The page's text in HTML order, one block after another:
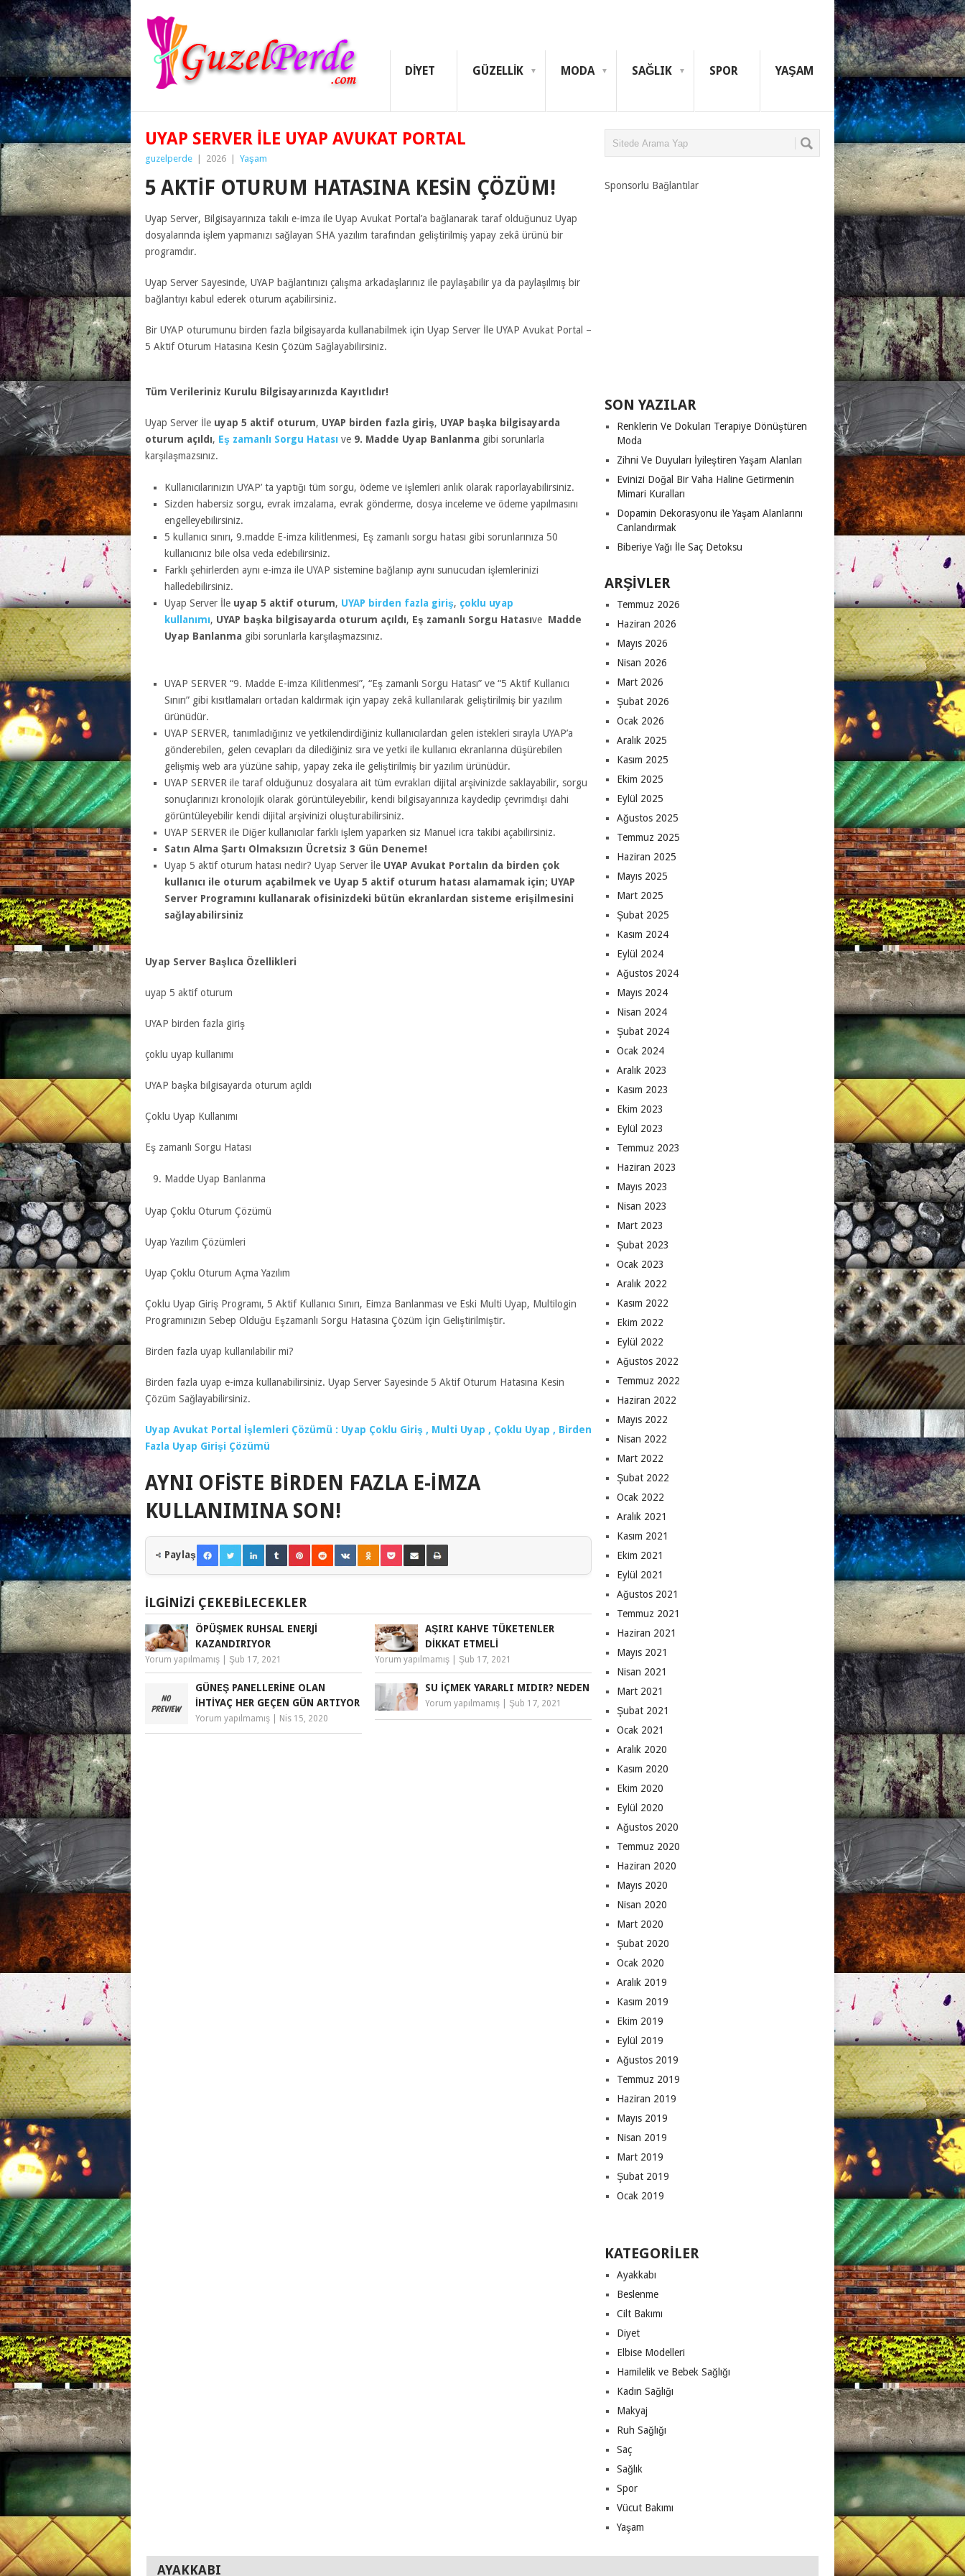
DIYET GÜZELLIK MODA SAĞLIK SPOR YAŞAM
UYAP SERVER İLE UYAP AVUKAT PORTAL
guzelperde 2026 Yaşam
5 AKTIF OTURUM HATASINA KESIN ÇÖZÜM!
Uyap Server, Bilgisayarınıza takılı e-imza ile Uyap Avukat Portal’a bağlanarak taraf olduğunuz Uyap
dosyalarında işlem yapmanızı sağlayan SHA yazılım tarafından geliştirilmiş yapay zekâ ürünü bir
programdır.
Uyap Server Sayesinde, UYAP bağlantınızı çalışma arkadaşlarınız ile paylaşabilir ya da paylaşılmış bir
bağlantıyı kabul ederek oturum açabilirsiniz.
Bir UYAP oturumunu birden fazla bilgisayarda kullanabilmek için Uyap Server İle UYAP Avukat Portal –
5 Aktif Oturum Hatasına Kesin Çözüm Sağlayabilirsiniz.
Tüm Verileriniz Kurulu Bilgisayarınızda Kayıtlıdır!
Uyap Server İle uyap 5 aktif oturum, UYAP birden fazla giriş, UYAP başka bilgisayarda
oturum açıldı, Eş zamanlı Sorgu Hatası ve 9. Madde Uyap Banlanma gibi sorunlarla
karşılaşmazsınız.
Kullanıcılarınızın UYAP’ ta yaptığı tüm sorgu, ödeme ve işlemleri anlık olarak raporlayabilirsiniz.
Sizden habersiz sorgu, evrak imzalama, evrak gönderme, dosya inceleme ve ödeme yapılmasını
engelleyebilirsiniz.
5 kullanıcı sınırı, 9.madde E-imza kilitlenmesi, Eş zamanlı sorgu hatası gibi sorunlarınıza 50
kullanıcınız bile olsa veda edebilirsiniz.
Farklı şehirlerden aynı e-imza ile UYAP sistemine bağlanıp aynı sunucudan işlemlerinizi
halledebilirsiniz.
Uyap Server İle uyap 5 aktif oturum, UYAP birden fazla giriş, çoklu uyap
kullanımı, UYAP başka bilgisayarda oturum açıldı, Eş zamanlı Sorgu Hatasıve Madde
Uyap Banlanma gibi sorunlarla karşılaşmazsınız.
UYAP SERVER “9. Madde E-imza Kilitlenmesi”, “Eş zamanlı Sorgu Hatası” ve “5 Aktif Kullanıcı
Sınırı” gibi kısıtlamaları ortadan kaldırmak için yapay zekâ kullanılarak geliştirilmiş bir yazılım
ürünüdür.
UYAP SERVER, tanımladığınız ve yetkilendirdiğiniz kullanıcılardan gelen istekleri sırayla UYAP’a
gönderebilen, gelen cevapları da dilediğiniz sıra ve yetki ile kullanıcı ekranlarına düşürebilen
gelişmiş web ara yüzüne sahip, yapay zeka ile geliştirilmiş bir yazılım ürünüdür.
UYAP SERVER ile taraf olduğunuz dosyalara ait tüm evrakları dijital arşivinizde saklayabilir, sorgu
sonuçlarınızı kronolojik olarak görüntüleyebilir, kendi bilgisayarınıza kaydedip çevrimdışı dahi
görüntüleyebilir kendi dijital arşivinizi oluşturabilirsiniz.
UYAP SERVER ile Diğer kullanıcılar farklı işlem yaparken siz Manuel icra takibi açabilirsiniz.
Satın Alma Şartı Olmaksızın Ücretsiz 3 Gün Deneme!
Uyap 5 aktif oturum hatası nedir? Uyap Server İle UYAP Avukat Portalın da birden çok
kullanıcı ile oturum açabilmek ve Uyap 5 aktif oturum hatası alamamak için; UYAP
Server Programını kullanarak ofisinizdeki bütün ekranlardan sisteme erişilmesini
sağlayabilirsiniz
Uyap Server Başlıca Özellikleri
uyap 5 aktif oturum
UYAP birden fazla giriş
çoklu uyap kullanımı
UYAP başka bilgisayarda oturum açıldı
Çoklu Uyap Kullanımı
Eş zamanlı Sorgu Hatası
Madde Uyap Banlanma
Uyap Çoklu Oturum Çözümü
Uyap Yazılım Çözümleri
Uyap Çoklu Oturum Açma Yazılım
Çoklu Uyap Giriş Programı, 5 Aktif Kullanıcı Sınırı, Eimza Banlanması ve Eski Multi Uyap, Multilogin
Programınızın Sebep Olduğu Eşzamanlı Sorgu Hatasına Çözüm İçin Geliştirilmiştir.
Birden fazla uyap kullanılabilir mi?
Birden fazla uyap e-imza kullanabilirsiniz. Uyap Server Sayesinde 5 Aktif Oturum Hatasına Kesin
Çözüm Sağlayabilirsiniz.
Uyap Avukat Portal İşlemleri Çözümü : Uyap Çoklu Giriş , Multi Uyap , Çoklu Uyap , Birden
Fazla Uyap Girişi Çözümü
AYNI OFISTE BIRDEN FAZLA E-İMZA
KULLANIMINA SON!
Paylaş
İLGINIZI ÇEKEBILECEKLER
ÖPÜŞMEK RUHSAL ENERJI
KAZANDIRIYOR
Yorum yapılmamış Şub 17, 2021
AŞIRI KAHVE TÜKETENLER
DIKKAT ETMELI
Yorum yapılmamış Şub 17, 2021
GÜNEŞ PANELLERINE OLAN
İHTIYAÇ HER GEÇEN GÜN ARTIYOR
Yorum yapılmamış Nis 15, 2020
SU İÇMEK YARARLI MIDIR? NEDEN
Yorum yapılmamış Şub 17, 2021
Sponsorlu Bağlantılar
SON YAZILAR
Renklerin Ve Dokuları Terapiye Dönüştüren
Moda
Zihni Ve Duyuları İyileştiren Yaşam Alanları
Evinizi Doğal Bir Vaha Haline Getirmenin
Mimari Kuralları
Dopamin Dekorasyonu ile Yaşam Alanlarını
Canlandırmak
Biberiye Yağı İle Saç Detoksu
ARŞIVLER
Temmuz 2026
Haziran 2026
Mayıs 2026
Nisan 2026
Mart 2026
Şubat 2026
Ocak 2026
Aralık 2025
Kasım 2025
Ekim 2025
Eylül 2025
Ağustos 2025
Temmuz 2025
Haziran 2025
Mayıs 2025
Mart 2025
Şubat 2025
Kasım 2024
Eylül 2024
Ağustos 2024
Mayıs 2024
Nisan 2024
Şubat 2024
Ocak 2024
Aralık 2023
Kasım 2023
Ekim 2023
Eylül 2023
Temmuz 2023
Haziran 2023
Mayıs 2023
Nisan 2023
Mart 2023
Şubat 2023
Ocak 2023
Aralık 2022
Kasım 2022
Ekim 2022
Eylül 2022
Ağustos 2022
Temmuz 2022
Haziran 2022
Mayıs 2022
Nisan 2022
Mart 2022
Şubat 2022
Ocak 2022
Aralık 2021
Kasım 2021
Ekim 2021
Eylül 2021
Ağustos 2021
Temmuz 2021
Haziran 2021
Mayıs 2021
Nisan 2021
Mart 2021
Şubat 2021
Ocak 2021
Aralık 2020
Kasım 2020
Ekim 2020
Eylül 2020
Ağustos 2020
Temmuz 2020
Haziran 2020
Mayıs 2020
Nisan 2020
Mart 2020
Şubat 2020
Ocak 2020
Aralık 2019
Kasım 2019
Ekim 2019
Eylül 2019
Ağustos 2019
Temmuz 2019
Haziran 2019
Mayıs 2019
Nisan 2019
Mart 2019
Şubat 2019
Ocak 2019
KATEGORILER
Ayakkabı
Beslenme
Cilt Bakımı
Diyet
Elbise Modelleri
Hamilelik ve Bebek Sağlığı
Kadın Sağlığı
Makyaj
Ruh Sağlığı
Saç
Sağlık
Spor
Vücut Bakımı
Yaşam
AYAKKABI